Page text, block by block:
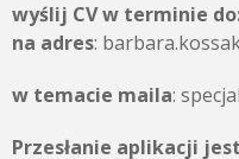
wyślij CV w terminie
na adres:
w temacie maila:
Przesłanie aplikacji